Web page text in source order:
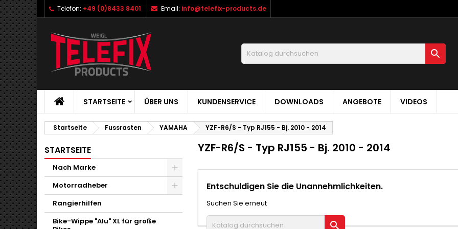
Telefon: +49 (0)8433 8401 Email: info@telefix-products.de

STARTSEITE ÜBER UNS KUNDENSERVICE DOWNLOADS ANGEBOTE VIDEOS
Startseite Fussrasten YAMAHA YZF-R6/S - Typ RJ155 - Bj. 2010 - 2014
STARTSEITE
Nach Marke
Motorradheber
Rangierhilfen
Bike-Wippe "Alu" XL für große
YZF-R6/S - Typ RJ155 - Bj. 2010 - 2014
Entschuldigen Sie die Unannehmlichkeiten.
Suchen Sie erneut
